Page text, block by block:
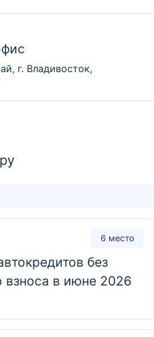
г. Владивосток,
с. Вольно-Надеждинское,
г. Владивосток,
г. Владивосток,
6 место
без
взноса в июне 2026